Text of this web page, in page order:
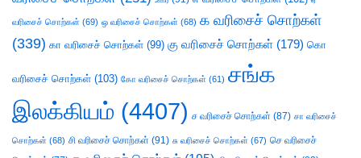
வரிசைச் சொற்கள் (69) ஒ வரிசைச் சொற்கள் (68) க வரிசைச் சொற்கள்
(339) கா வரிசைச் சொற்கள் (99) கு வரிசைச் சொற்கள் (179) கொ
வரிசைச் சொற்கள் (103) கோ வரிசைச் சொற்கள் (61) சங்க
இலக்கியம் (4407) ச வரிசைச் சொற்கள் (87) சா வரிசைச்
சொற்கள் (68) சி வரிசைச் சொற்கள் (91) சு வரிசைச் சொற்கள் (67) செ வரிசைச்